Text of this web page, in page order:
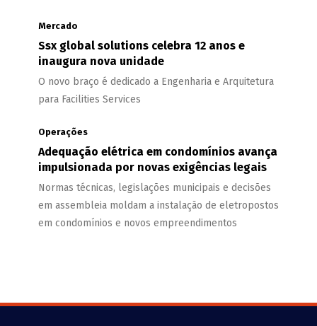
Mercado
Ssx global solutions celebra 12 anos e
inaugura nova unidade
O novo braço é dedicado a Engenharia e Arquitetura
para Facilities Services
Operações
Adequação elétrica em condomínios avança
impulsionada por novas exigências legais
Normas técnicas, legislações municipais e decisões
em assembleia moldam a instalação de eletropostos
em condomínios e novos empreendimentos